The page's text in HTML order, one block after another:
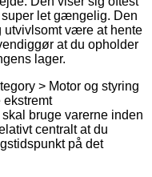
let gængelig. Den
utvivlsomt være at hente
at du opholder
lager.
> Motor og styring
bruge varerne inden
centralt at du
på det